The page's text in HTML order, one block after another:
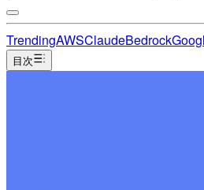
TrendingAWSClaudeBedrock
目次